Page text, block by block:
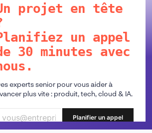
projet en tête
un appel
30 minutes avec
experts senior pour vous aider à
plus vite : produit, tech, cloud & IA.
Planifier un appel